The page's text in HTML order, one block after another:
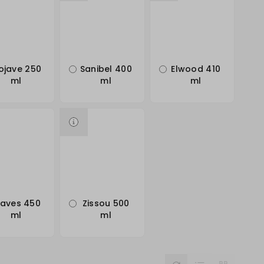
250
ml
Sanibel 400
ml
Elwood 410
ml
450
ml
Zissou 500
ml
Reset List